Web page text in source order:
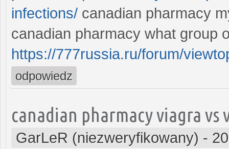
infections/ canadian pharmacy
canadian pharmacy what group
https://777russia.ru/forum/
odpowiedz
canadian pharmacy viagra
GarLeR (niezweryfikowany) -